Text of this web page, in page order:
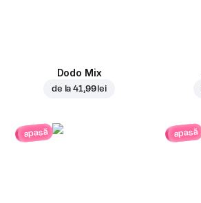
Dodo Mix
de la41,99 lei
apasă apasă